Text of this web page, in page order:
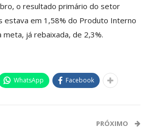
o resultado primário do setor
estava em 1,58% do Produto Interno
já rebaixada, de 2,3%.
WhatsApp Facebook
PRÓXIMO